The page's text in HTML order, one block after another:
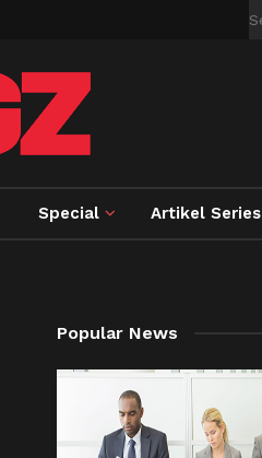
Special Artikel Series
Popular News